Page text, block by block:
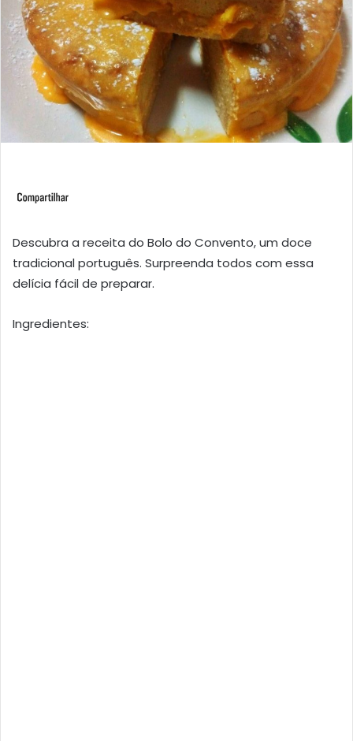
Descubra a receita do Bolo do Convento, um doce
tradicional português. Surpreenda todos com essa
delícia fácil de preparar.
Ingredientes: